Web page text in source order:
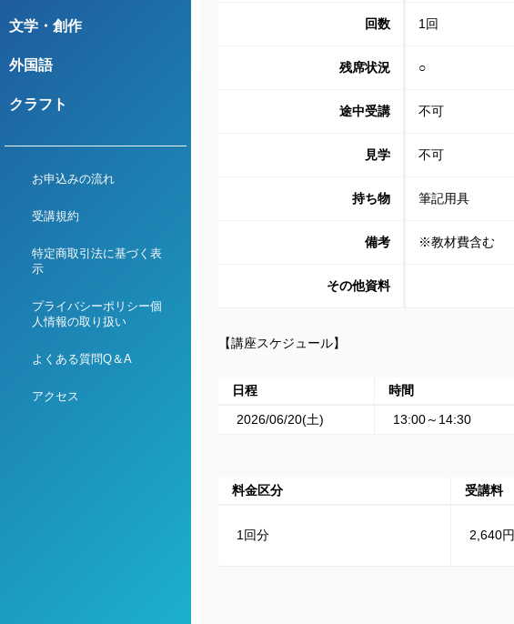
文学・創作
外国語
クラフト
お申込みの流れ
受講規約
特定商取引法に基づく表
示
プライバシーポリシー個
人情報の取り扱い
よくある質問Q＆A
アクセス
回数 1回
残席状況 ○
途中受講 不可
見学 不可
持ち物 筆記用具
備考 ※教材費含む
その他資料
【講座スケジュール】
日程 時間
2026/06/20(土)
13:00～14:30
料金区分 受講料
1回分 2,640円